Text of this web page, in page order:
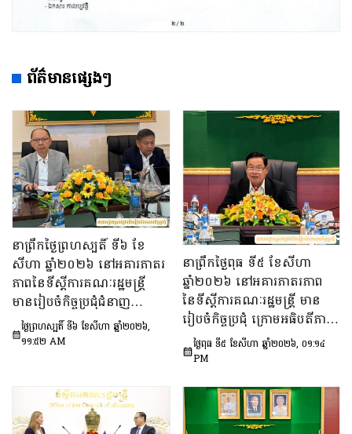
ព័ត៌មានផ្សេងៗ
នាព្រឹកថ្ងៃព្រហស្បតិ៍ ទី៦ ខែ
សីហា ឆ្នាំ២០២៦ នៅអគារភាតរ
ភាពនៃទីស្តីការគណៈរដ្ឋមន្រ្តី
មានរៀបចំកិច្ចប្រជុំជំនាញ
បច្ចេកទេស ក្រោមអធិបតីភាព
ឯកឧត្តម សុក ផេង រដ្ឋលេខាធិ
ទី៣នៃក្រុមប្រឹក្សាអ្នកច្បាប់ និង
ឯកឧត្តម ចែម ផល្លា អនុប្រធាន​
ថ្ងៃព្រហស្បតិ៍ ទី៦ ខែសីហា ឆ្នាំ២០២៦,
១១:៥២ AM
នាព្រឹកថ្ងៃពុធ ទី៥ ខែសីហា
ឆ្នាំ២០២៦ នៅអគារភាតរភាព
នៃទីស្តីការគណៈរដ្ឋមន្រ្តី មាន
រៀបចំកិច្ចប្រជុំ ក្រោមអធិបតីភាព
ឯកឧត្តម ឆឺយ រឿន រដ្ឋលេខាធិ
ការ​ទីស្តីការគណៈរដ្ឋមន្ត្រី ដើម្បី
ព្រាង​គំរូ​របាយការណ៍​សង្ខេប​ស្ដីពី​
វឌ្ឍនភាព​និងសមិទ្ធផល​សំខាន់ៗ​
ថ្ងៃពុធ ទី៥ ខែសីហា ឆ្នាំ២០២៦, ០១:១៤
PM